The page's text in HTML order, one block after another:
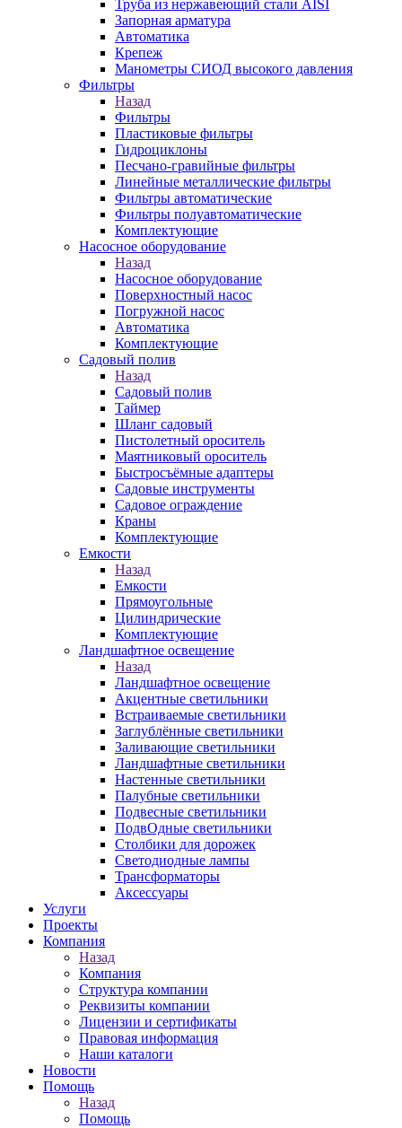
Труба из нержавеющий стали AISI
Запорная арматура
Автоматика
Крепеж
Манометры СИОД высокого давления
Фильтры
Назад
Фильтры
Пластиковые фильтры
Гидроциклоны
Песчано-гравийные фильтры
Линейные металлические фильтры
Фильтры автоматические
Фильтры полуавтоматические
Комплектующие
Насосное оборудование
Назад
Насосное оборудование
Поверхностный насос
Погружной насос
Автоматика
Комплектующие
Садовый полив
Назад
Садовый полив
Таймер
Шланг садовый
Пистолетный ороситель
Маятниковый ороситель
Быстросъёмные адаптеры
Садовые инструменты
Садовое ограждение
Краны
Комплектующие
Емкости
Назад
Емкости
Прямоугольные
Цилиндрические
Комплектующие
Ландшафтное освещение
Назад
Ландшафтное освещение
Акцентные светильники
Встраиваемые светильники
Заглублённые светильники
Заливающие светильники
Ландшафтные светильники
Настенные светильники
Палубные светильники
Подвесные светильники
ПодвОдные светильники
Столбики для дорожек
Светодиодные лампы
Трансформаторы
Аксессуары
Услуги
Проекты
Компания
Назад
Компания
Структура компании
Реквизиты компании
Лицензии и сертификаты
Правовая информация
Наши каталоги
Новости
Помощь
Назад
Помощь